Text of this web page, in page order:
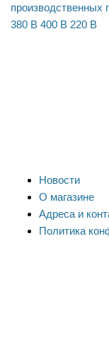
производственных
380 В 400 В 220 В
Новости
О магазине
Адреса и
Политика